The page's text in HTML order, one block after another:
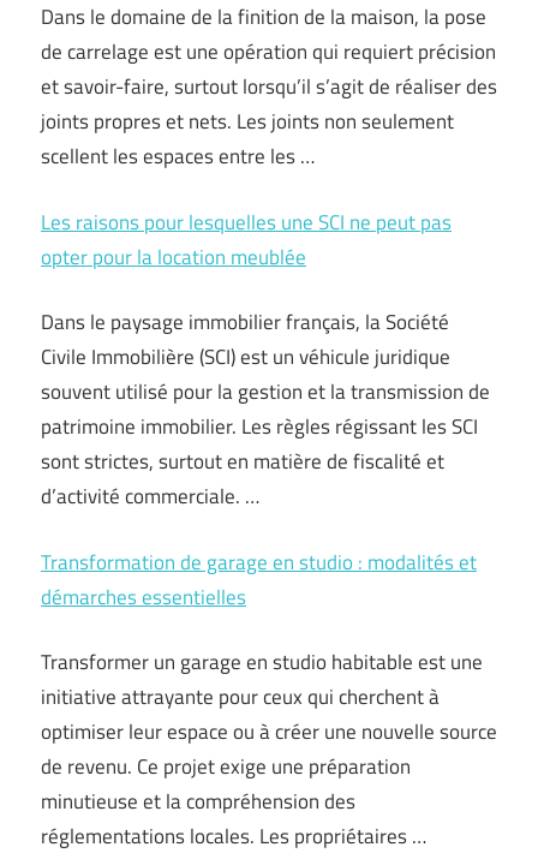
Dans le domaine de la finition de la maison, la pose
de carrelage est une opération qui requiert précision
et savoir-faire, surtout lorsqu’il s’agit de réaliser des
joints propres et nets. Les joints non seulement
scellent les espaces entre les …
Les raisons pour lesquelles une SCI ne peut pas
opter pour la location meublée
Dans le paysage immobilier français, la Société
Civile Immobilière (SCI) est un véhicule juridique
souvent utilisé pour la gestion et la transmission de
patrimoine immobilier. Les règles régissant les SCI
sont strictes, surtout en matière de fiscalité et
d’activité commerciale. …
Transformation de garage en studio : modalités et
démarches essentielles
Transformer un garage en studio habitable est une
initiative attrayante pour ceux qui cherchent à
optimiser leur espace ou à créer une nouvelle source
de revenu. Ce projet exige une préparation
minutieuse et la compréhension des
réglementations locales. Les propriétaires …